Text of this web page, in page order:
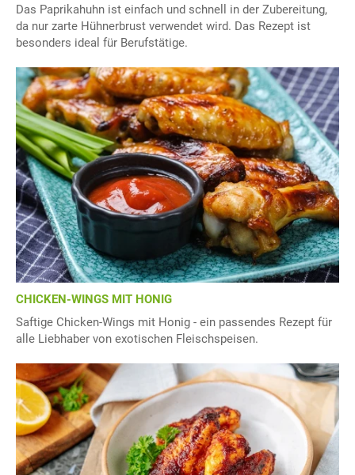
Das Paprikahuhn ist einfach und schnell in der Zubereitung,
da nur zarte Hühnerbrust verwendet wird. Das Rezept ist
besonders ideal für Berufstätige.
CHICKEN-WINGS MIT HONIG
Saftige Chicken-Wings mit Honig - ein passendes Rezept für
alle Liebhaber von exotischen Fleischspeisen.